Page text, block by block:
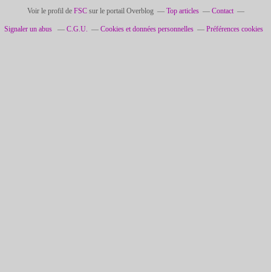
Voir le profil de FSCsur le portail Overblog Top articles Contact
Signaler un abus C.G.U. Cookies et données personnelles Préférences cookies